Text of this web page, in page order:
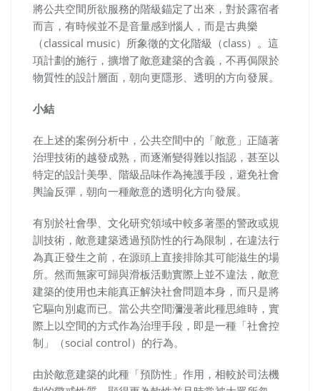
將公共空間所欲服務的階級錨定了出來，對於露宿者
而言，有時候並不是音量感到惱人，而是古典樂
（classical music）所象徵的文化階級（class）。這
項計劃的施行，擴增了敵意建築的含義，不再侷限於
物質性的設計層面，朝向更隱形、透明的方向發展。
小結
在上述的案例分析中，公共空間中的「敵意」正隨著
治理技術的越發成熟，而逐漸變得難以指認，甚至以
特定的設計美學、階級品味作為掩護手段，避免社會
輿論反彈，朝向一種敵意的透明化方向發展。
有別於社會學、文化研究領域中較多著墨的警政或規
訓技術，敵意建築透過預防性的行為限制，在違法行
為真正發生之前，在源頭上直接排除其可能滋生的場
所。然而無家可歸與滑板活動實際上並不違法，敵意
建築的使用也未能真正解決社會問題本身，而只是將
它驅向別處而已。當公共空間瀰漫著此種思維時，實
際上以空間的方式作為治理手段，即是一種「社會控
制」（social control）的行為。
由於敵意建築的此種「預防性」作用，相較於司法機